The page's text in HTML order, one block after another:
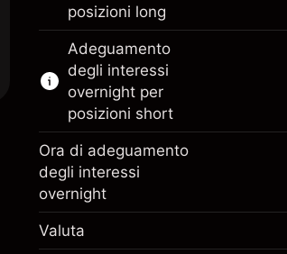
CFD
Knock-out
posizioni long
Margine. Il tuo
investimento
Adeguamento
degli interessi
overnight per
posizioni short
Ora di adeguamento
degli interessi
overnight
Valuta